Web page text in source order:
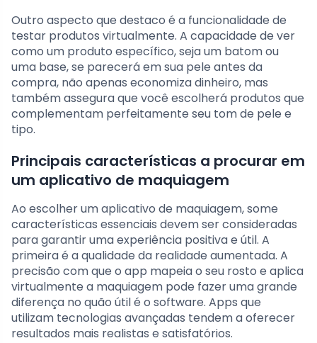
Outro aspecto que destaco é a funcionalidade de
testar produtos virtualmente. A capacidade de ver
como um produto específico, seja um batom ou
uma base, se parecerá em sua pele antes da
compra, não apenas economiza dinheiro, mas
também assegura que você escolherá produtos que
complementam perfeitamente seu tom de pele e
tipo.
Principais características a procurar em
um aplicativo de maquiagem
Ao escolher um aplicativo de maquiagem, some
características essenciais devem ser consideradas
para garantir uma experiência positiva e útil. A
primeira é a qualidade da realidade aumentada. A
precisão com que o app mapeia o seu rosto e aplica
virtualmente a maquiagem pode fazer uma grande
diferença no quão útil é o software. Apps que
utilizam tecnologias avançadas tendem a oferecer
resultados mais realistas e satisfatórios.